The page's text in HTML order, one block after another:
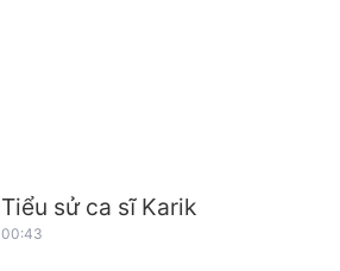
Tiểu sử ca sĩ Karik
00:43